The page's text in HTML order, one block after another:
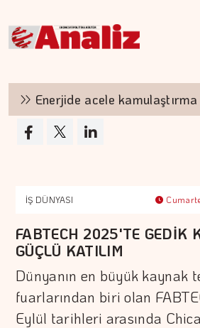
Enerjide acele kamulaştırma
İŞ DÜNYASI
FABTECH 2025'TE GEDİK
GÜÇLÜ KATILIM
Dünyanın en büyük kaynak
fuarlarından biri olan
Eylül tarihleri arasında